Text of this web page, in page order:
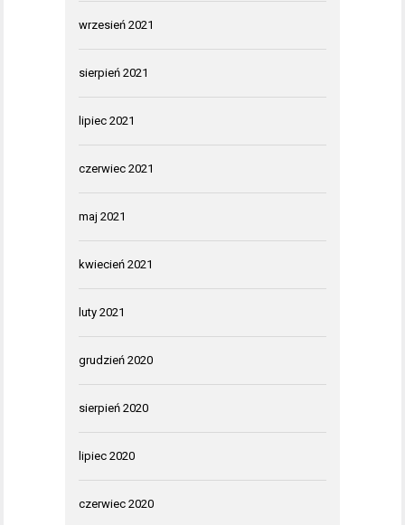
wrzesień 2021
sierpień 2021
lipiec 2021
czerwiec 2021
maj 2021
kwiecień 2021
luty 2021
grudzień 2020
sierpień 2020
lipiec 2020
czerwiec 2020